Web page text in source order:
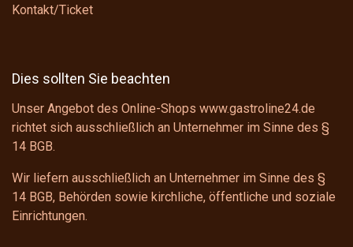
Kontakt/Ticket
Dies sollten Sie beachten
Unser Angebot des Online-Shops www.gastroline24.de
richtet sich ausschließlich an Unternehmer im Sinne des §
14 BGB.
Wir liefern ausschließlich an Unternehmer im Sinne des §
14 BGB, Behörden sowie kirchliche, öffentliche und soziale
Einrichtungen.